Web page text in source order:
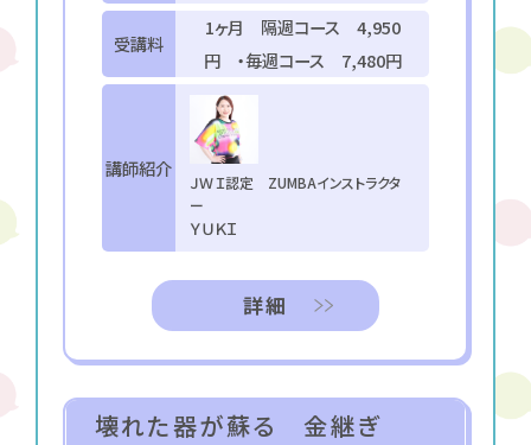
受講料
1ヶ月 隔週コース 4,950
円 ・毎週コース 7,480円
講師紹介
ＪＷＩ認定 ZUMBAインストラクタ
ー
ＹＵＫＩ
詳細
壊れた器が蘇る 金継ぎ